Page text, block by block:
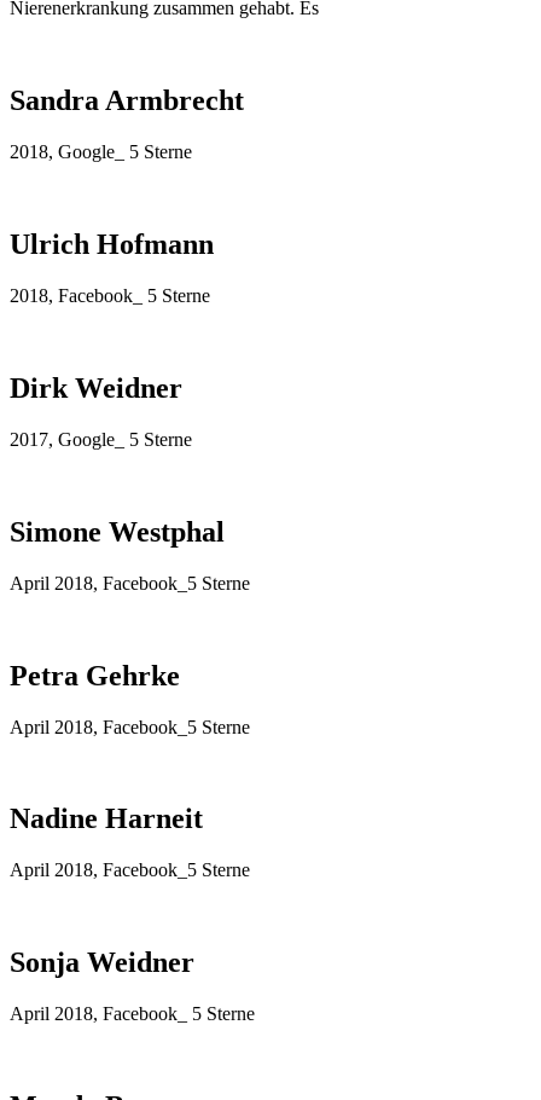
Nierenerkrankung zusammen gehabt. Es
Sandra Armbrecht
2018, Google_ 5 Sterne
Ulrich Hofmann
2018, Facebook_ 5 Sterne
Dirk Weidner
2017, Google_ 5 Sterne
Simone Westphal
April 2018, Facebook_5 Sterne
Petra Gehrke
April 2018, Facebook_5 Sterne
Nadine Harneit
April 2018, Facebook_5 Sterne
Sonja Weidner
April 2018, Facebook_ 5 Sterne